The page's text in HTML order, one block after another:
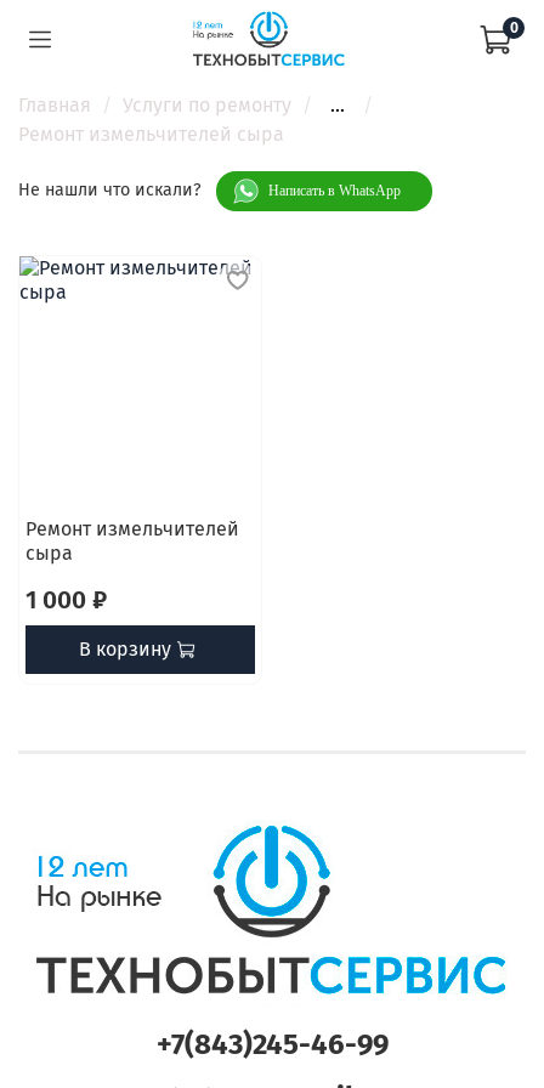
0
Главная Услуги по ремонту
...
Ремонт измельчителей сыра
Не нашли что искали? Написать в WhatsApp
Ремонт измельчителей
сыра
1 000 ₽
В корзину
+7(843)245-46-99